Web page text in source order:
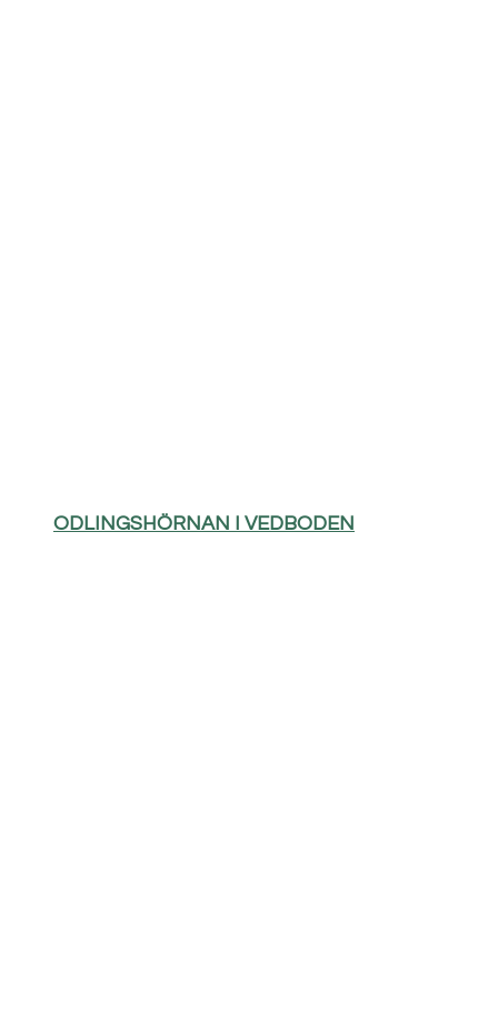
ODLINGSHÖRNAN I VEDBODEN